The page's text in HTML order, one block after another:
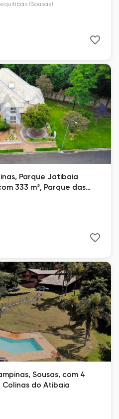
(Sousas)
Parque Jatibaia
333 m², Parque das
Sousas, com 4
Colinas do Atibaia